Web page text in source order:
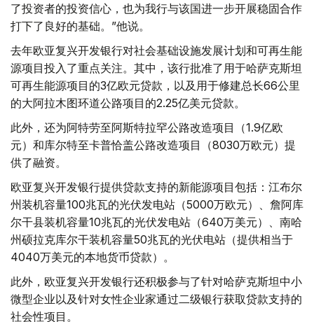
了投资者的投资信心，也为我行与该国进一步开展稳固合作
打下了良好的基础。”他说。
去年欧亚复兴开发银行对社会基础设施发展计划和可再生能
源项目投入了重点关注。其中，该行批准了用于哈萨克斯坦
可再生能源项目的3亿欧元贷款，以及用于修建总长66公里
的大阿拉木图环道公路项目的2.25亿美元贷款。
此外，还为阿特劳至阿斯特拉罕公路改造项目（1.9亿欧
元）和库尔特至卡普恰盖公路改造项目（8030万欧元）提
供了融资。
欧亚复兴开发银行提供贷款支持的新能源项目包括：江布尔
州装机容量100兆瓦的光伏发电站（5000万欧元）、詹阿库
尔干县装机容量10兆瓦的光伏发电站（640万美元）、南哈
州硕拉克库尔干装机容量50兆瓦的光伏电站（提供相当于
4040万美元的本地货币贷款）。
此外，欧亚复兴开发银行还积极参与了针对哈萨克斯坦中小
微型企业以及针对女性企业家通过二级银行获取贷款支持的
社会性项目。